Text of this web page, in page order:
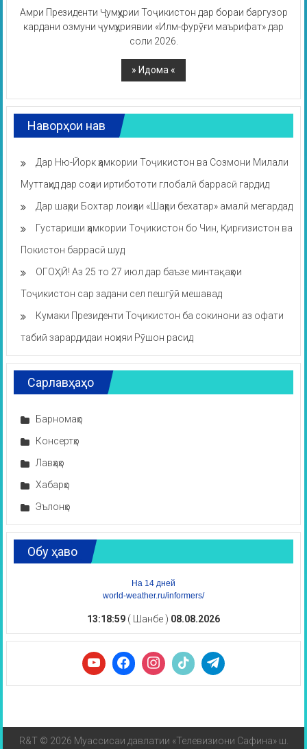
Амри Президенти Ҷумҳурии Тоҷикистон дар бораи баргузор
кардани озмуни ҷумҳуриявии «Илм-фурӯғи маърифат» дар
соли 2026.
Наворҳои нав
Дар Ню-Йорк ҳамкории Тоҷикистон ва Созмони Милали
Муттаҳид дар соҳаи иртибототи глобалӣ баррасӣ гардид
Дар шаҳри Бохтар лоиҳаи «Шаҳри бехатар» амалӣ мегардад
Густариши ҳамкории Тоҷикистон бо Чин, Қирғизистон ва
Покистон баррасӣ шуд
ОГОҲӢ! Аз 25 то 27 июл дар баъзе минтақаҳои
Тоҷикистон сар задани сел пешгӯӣ мешавад
Кумаки Президенти Тоҷикистон ба сокинони аз офати
табиӣ зарардидаи ноҳияи Рӯшон расид
Сарлавҳаҳо
Барномаҳо
Консертҳо
Лавҳаҳо
Хабарҳо
Эълонҳо
Обу ҳаво
На 14 дней
world-weather.ru/informers/
13:18:59 ( Шанбе ) 08.08.2026
R&T © 2026 Муассисаи давлатии «Телевизиони Сафина» ш.